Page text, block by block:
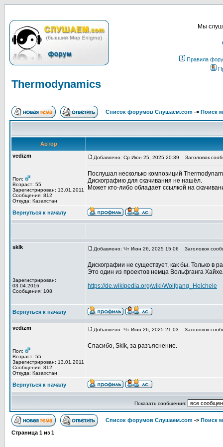
Мы
Правила
Thermodynamics
Список форумов Слушаем.com -> Поиск
Автор
vedizm
Пол:
Возраст: 55
Зарегистрирован: 13.01.2011
Сообщения: 812
Откуда: Казахстан
Добавлено: Ср Июн 25, 2025 20:39 Заголовок
Послушал несколько композиций
Дискографию для скачивания не нашёл.
Может кто-либо обладает ссылкой на
Вернуться к началу
sklk
Зарегистрирован:
03.04.2016
Сообщения: 108
Добавлено: Чт Июн 26, 2025 15:06 Заголовок
Дискографии не существует, как бы. Только в
Это один из проектов немца Вольфганга
https://de.wikipedia.org/wiki/Wolfgang_Heichele
Вернуться к началу
vedizm
Пол:
Возраст: 55
Зарегистрирован: 13.01.2011
Сообщения: 812
Откуда: Казахстан
Добавлено: Чт Июн 26, 2025 21:03 Заголовок
Спасибо, Sklk, за разъяснение.
Вернуться к началу
Показать сообщения:
Список форумов Слушаем.com -> Поиск
Страница 1 из 1